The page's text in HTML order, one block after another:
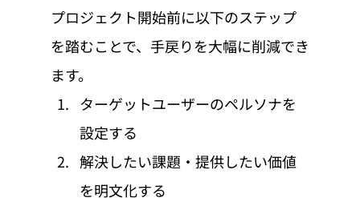
プロジェクト開始前に以下のステップ
を踏むことで、手戻りを大幅に削減でき
ます。
ターゲットユーザーのペルソナを
設定する
解決したい課題・提供したい価値
を明文化する